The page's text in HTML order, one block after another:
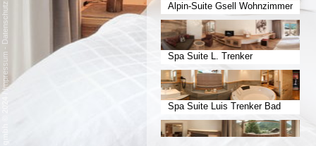
Alpin-Suite Gsell Wohnzimmer
Spa Suite L. Trenker
Infrarotkabine
Spa Suite Luis Trenker Bad
/
Impressum
-
Datenschutz